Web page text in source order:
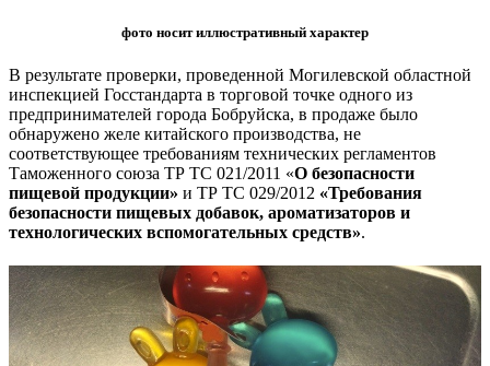
фото носит иллюстративный характер
В результате проверки, проведенной Могилевской областной
инспекцией Госстандарта в торговой точке одного из
предпринимателей города Бобруйска, в продаже было
обнаружено желе китайского производства, не
соответствующее требованиям технических регламентов
Таможенного союза ТР ТС 021/2011 «О безопасности
пищевой продукции» и ТР ТС 029/2012 «Требования
безопасности пищевых добавок, ароматизаторов и
технологических вспомогательных средств».